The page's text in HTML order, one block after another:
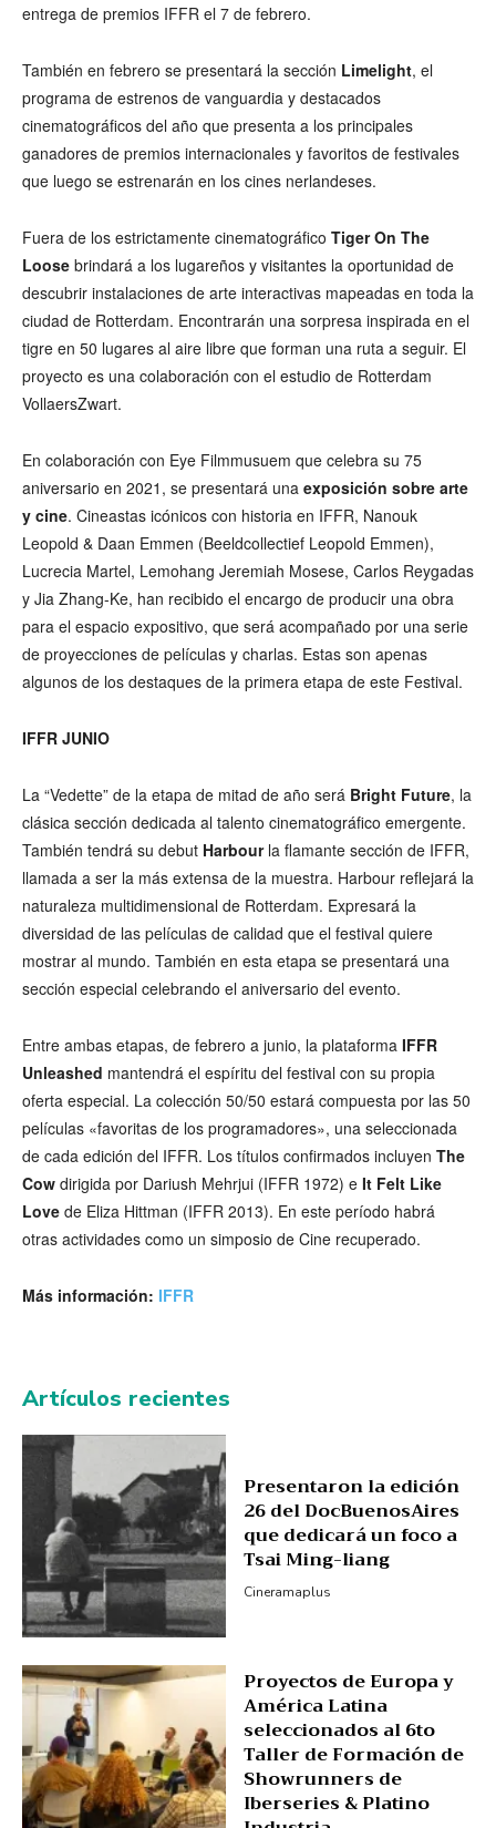
entrega de premios IFFR el 7 de febrero.
También en febrero se presentará la sección Limelight, el
programa de estrenos de vanguardia y destacados
cinematográficos del año que presenta a los principales
ganadores de premios internacionales y favoritos de festivales
que luego se estrenarán en los cines nerlandeses.
Fuera de los estrictamente cinematográfico Tiger On The
Loose brindará a los lugareños y visitantes la oportunidad de
descubrir instalaciones de arte interactivas mapeadas en toda la
ciudad de Rotterdam. Encontrarán una sorpresa inspirada en el
tigre en 50 lugares al aire libre que forman una ruta a seguir. El
proyecto es una colaboración con el estudio de Rotterdam
VollaersZwart.
En colaboración con Eye Filmmusuem que celebra su 75
aniversario en 2021, se presentará una exposición sobre arte
y cine. Cineastas icónicos con historia en IFFR, Nanouk
Leopold & Daan Emmen (Beeldcollectief Leopold Emmen),
Lucrecia Martel, Lemohang Jeremiah Mosese, Carlos Reygadas
y Jia Zhang-Ke, han recibido el encargo de producir una obra
para el espacio expositivo, que será acompañado por una serie
de proyecciones de películas y charlas. Estas son apenas
algunos de los destaques de la primera etapa de este Festival.
IFFR JUNIO
La “Vedette” de la etapa de mitad de año será Bright Future, la
clásica sección dedicada al talento cinematográfico emergente.
También tendrá su debut Harbourla flamante sección de IFFR,
llamada a ser la más extensa de la muestra. Harbour reflejará la
naturaleza multidimensional de Rotterdam. Expresará la
diversidad de las películas de calidad que el festival quiere
mostrar al mundo. También en esta etapa se presentará una
sección especial celebrando el aniversario del evento.
Entre ambas etapas, de febrero a junio, la plataforma IFFR
Unleashed mantendrá el espíritu del festival con su propia
oferta especial. La colección 50/50 estará compuesta por las 50
películas «favoritas de los programadores», una seleccionada
de cada edición del IFFR. Los títulos confirmados incluyen The
Cow dirigida por Dariush Mehrjui (IFFR 1972) e It Felt Like
Love de Eliza Hittman (IFFR 2013). En este período habrá
otras actividades como un simposio de Cine recuperado.
Más información: IFFR
Artículos recientes
Presentaron la edición
26 del DocBuenosAires
que dedicará un foco a
Tsai Ming-liang
Cineramaplus
Proyectos de Europa y
América Latina
seleccionados al 6to
Taller de Formación de
Showrunners de
Iberseries & Platino